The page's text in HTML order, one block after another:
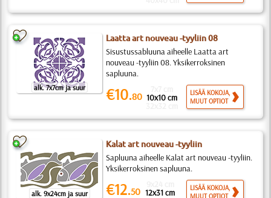
alk. 7x7cm ja suur
Laatta art nouveau -tyyliin 08
Sisustussabluuna aiheelle Laatta art
nouveau -tyyliin 08. Yksikerroksinen
sapluuna.
€10.80 10x10 cm
LISÄÄ KOKOJA,
MUUT OPTIOT
alk. 9x24cm ja suur
Kalat art nouveau -tyyliin
Sapluuna aiheelle Kalat art nouveau -tyyliin.
Yksikerroksinen sapluuna.
€12.50 12x31 cm
LISÄÄ KOKOJA,
MUUT OPTIOT